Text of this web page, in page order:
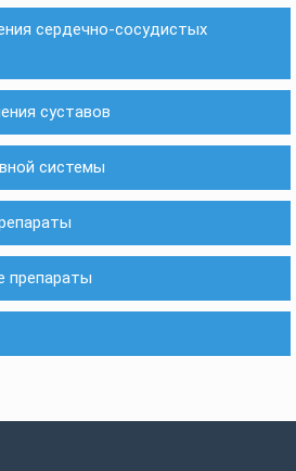
сердечно-сосудистых
суставов
системы
препараты